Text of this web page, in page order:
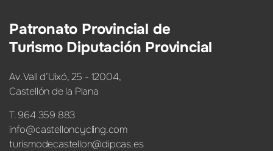
Patronato Provincial de
Turismo Diputación Provincial
Av. Vall d’Uixó, 25 - 12004,
Castellón de la Plana
T. 964 359 883
info@castelloncycling.com
turismodecastellon@dipcas.es